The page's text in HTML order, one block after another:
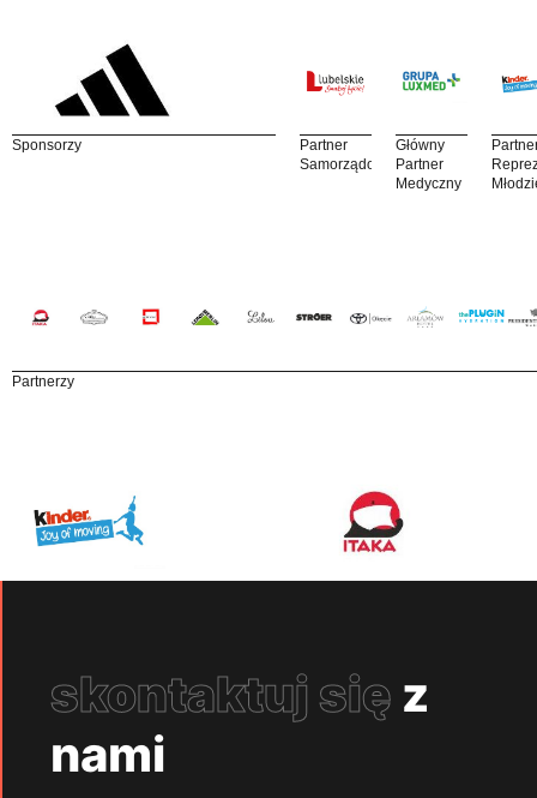
Sponsorzy
Partner
Samorządowy
Główny
Partner
Medyczny
Partnerzy
skontaktuj się z
nami